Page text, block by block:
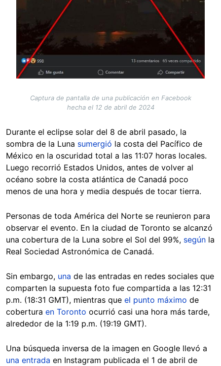
Captura de pantalla de una publicación en Facebook
hecha el 12 de abril de 2024
Durante el eclipse solar del 8 de abril pasado, la
sombra de la Luna sumergió la costa del Pacífico de
México en la oscuridad total a las 11:07 horas locales.
Luego recorrió Estados Unidos, antes de volver al
océano sobre la costa atlántica de Canadá poco
menos de una hora y media después de tocar tierra.
Personas de toda América del Norte se reunieron para
observar el evento. En la ciudad de Toronto se alcanzó
una cobertura de la Luna sobre el Sol del 99%, según la
Real Sociedad Astronómica de Canadá.
Sin embargo, una de las entradas en redes sociales que
comparten la supuesta foto fue compartida a las 12:31
p.m. (18:31 GMT), mientras que el punto máximo de
cobertura en Toronto ocurrió casi una hora más tarde,
alrededor de la 1:19 p.m. (19:19 GMT).
Una búsqueda inversa de la imagen en Google llevó a
una entrada en Instagram publicada el 1 de abril de